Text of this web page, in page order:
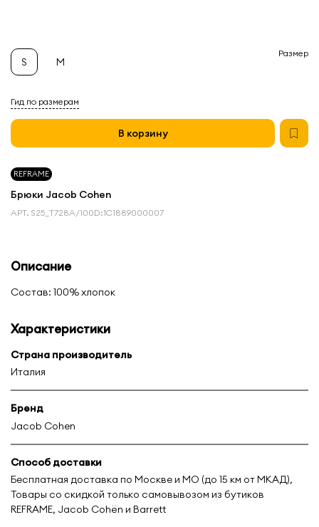
REFRAME
Брюки Jacob Cohen
АРТ. S25_T728A/100D:1С1889000007
Гид по размерам
В корзину
Размер
S M
Описание
Состав: 100% хлопок
Характеристики
Страна производитель
Италия
Бренд
Jacob Cohen
Способ доставки
Бесплатная доставка по Москве и МО (до 15 км от МКАД),
Товары со скидкой только самовывозом из бутиков
REFRAME, Jacob Cohën и Barrett